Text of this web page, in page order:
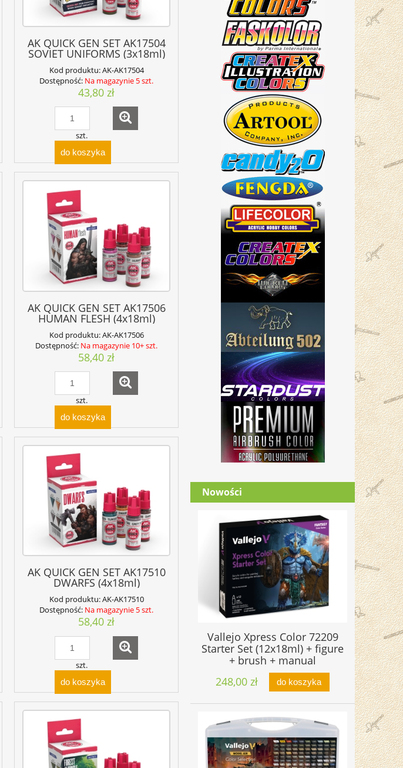
AK QUICK GEN SET AK17504
SOVIET UNIFORMS (3x18ml)
Kod produktu:AK-AK17504
Dostępność: Na magazynie 5 szt.
43,80 zł
szt.
do koszyka
AK QUICK GEN SET AK17506
HUMAN FLESH (4x18ml)
Kod produktu:AK-AK17506
Dostępność: Na magazynie 10+ szt.
58,40 zł
szt.
do koszyka
AK QUICK GEN SET AK17510
DWARFS (4x18ml)
Kod produktu:AK-AK17510
Dostępność: Na magazynie 5 szt.
58,40 zł
szt.
do koszyka
Nowości
Vallejo Xpress Color 72209
Starter Set (12x18ml) + figure
+ brush + manual
248,00 zł
do koszyka